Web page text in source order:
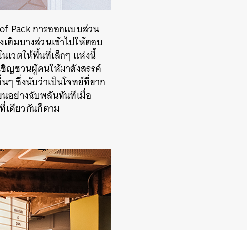
Pack การออกแบบส่วน
ติมบางส่วนเข้าไปให้ตอบ
เวตให้พื้นที่เล็กๆ แห่งนี้
ชิญชวนผู้คนให้มาสังสรรค์
ๆ ซึ่งนับว่าเป็นโจทย์ที่ยาก
อย่างฉับพลันทันทีเมื่อ
เดียวกันก็ตาม